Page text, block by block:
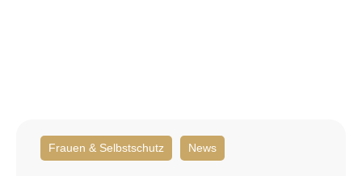
Frauen & Selbstschutz News